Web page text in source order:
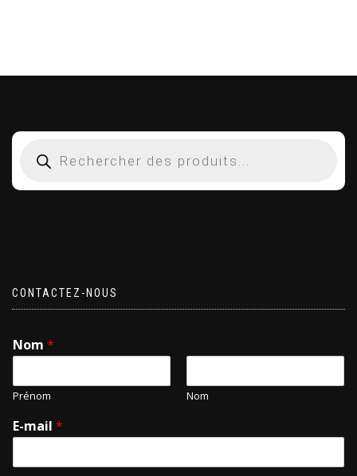
CONTACTEZ-NOUS
Nom *
Prénom Nom
E-mail *